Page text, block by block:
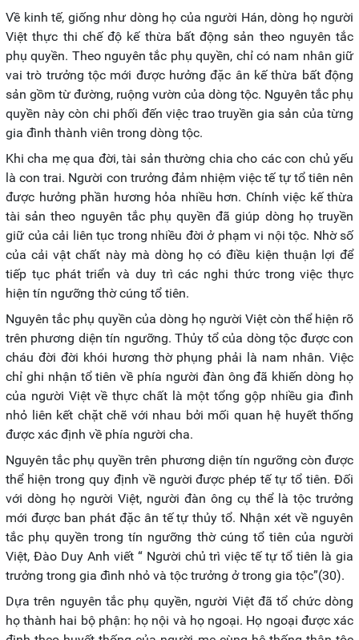
Về kinh tế, giống như dòng họ của người Hán, dòng họ người
Việt thực thi chế độ kế thừa bất động sản theo nguyên tắc
phụ quyền. Theo nguyên tắc phụ quyền, chỉ có nam nhân giữ
vai trò trưởng tộc mới được hưởng đặc ân kế thừa bất động
sản gồm từ đường, ruộng vườn của dòng tộc. Nguyên tắc phụ
quyền này còn chi phối đến việc trao truyền gia sản của từng
gia đình thành viên trong dòng tộc.
Khi cha mẹ qua đời, tài sản thường chia cho các con chủ yếu
là con trai. Người con trưởng đảm nhiệm việc tế tự tổ tiên nên
được hưởng phần hương hỏa nhiều hơn. Chính việc kế thừa
tài sản theo nguyên tắc phụ quyền đã giúp dòng họ truyền
giữ của cải liên tục trong nhiều đời ở phạm vi nội tộc. Nhờ số
của cải vật chất này mà dòng họ có điều kiện thuận lợi để
tiếp tục phát triển và duy trì các nghi thức trong việc thực
hiện tín ngưỡng thờ cúng tổ tiên.
Nguyên tắc phụ quyền của dòng họ người Việt còn thể hiện rõ
trên phương diện tín ngưỡng. Thủy tổ của dòng tộc được con
cháu đời đời khói hương thờ phụng phải là nam nhân. Việc
chỉ ghi nhận tổ tiên về phía người đàn ông đã khiến dòng họ
của người Việt về thực chất là một tổng gộp nhiều gia đình
nhỏ liên kết chặt chẽ với nhau bởi mối quan hệ huyết thống
được xác định về phía người cha.
Nguyên tắc phụ quyền trên phương diện tín ngưỡng còn được
thể hiện trong quy định về người được phép tế tự tổ tiên. Đối
với dòng họ người Việt, người đàn ông cụ thể là tộc trưởng
mới được ban phát đặc ân tế tự thủy tổ. Nhận xét về nguyên
tắc phụ quyền trong tín ngưỡng thờ cúng tổ tiên của người
Việt, Đào Duy Anh viết “ Người chủ trì việc tế tự tổ tiên là gia
trưởng trong gia đình nhỏ và tộc trưởng ở trong gia tộc”(30).
Dựa trên nguyên tắc phụ quyền, người Việt đã tổ chức dòng
họ thành hai bộ phận: họ nội và họ ngoại. Họ ngoại được xác